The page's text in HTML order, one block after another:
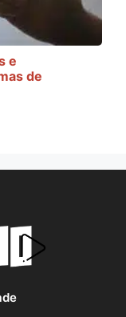
e
de